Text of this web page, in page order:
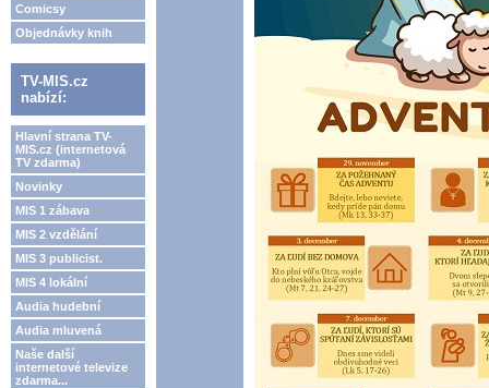
Comicsy
Objednávky knih
TV-MIS.cz
nabízí:
Hlavní strana TV-
MIS.cz (internetová
TV zdarma)
Novinky
MIS 1 zábava
MIS 2 vzdělání
MIS 3 publicist.
MIS 4 lokální
Audia hudební
Audia mluvená
Naše další
internetové televize
zdarma...